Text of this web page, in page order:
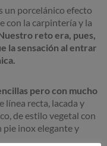
un porcelánico efecto
con la carpintería y la
reto era, pues,
la sensación al entrar
pero con mucho
línea recta, lacada y
de estilo vegetal con
inox elegante y